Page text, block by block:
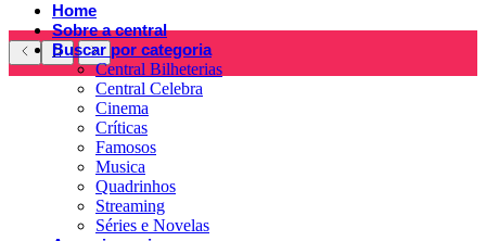
Home
Sobre a central
Buscar por categoria
Central Bilheterias
Central Celebra
Cinema
Críticas
Famosos
Musica
Quadrinhos
Streaming
Séries e Novelas